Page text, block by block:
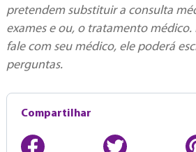
pretendem substituir a consulta
exames e ou, o tratamento médico.
fale com seu médico, ele poderá
perguntas.
Compartilhar